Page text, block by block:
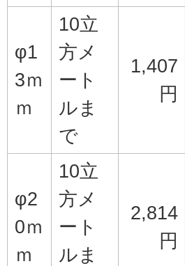
φ1
3ｍ
ｍ
10立
方メ
ート
ルま
で
1,407
円
φ2
0ｍ
ｍ
10立
方メ
ート
ルま
2,814
円